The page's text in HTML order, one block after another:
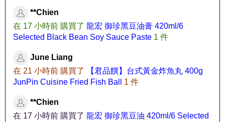
**Chien
在 17 小時前 購買了 龍宏 御珍黑豆油膏 420ml/6
Selected Black Bean Soy Sauce Paste 1 件
June Liang
在 21 小時前 購買了
【君品饌】台式黃金炸魚丸 400g
JunPin Cuisine Fried Fish Ball
1 件
**Chien
在 17 小時前 購買了 龍宏 御珍黑豆油 420ml/6 Selected